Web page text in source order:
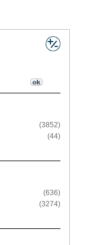
(3852)
(44)
(636)
(3274)